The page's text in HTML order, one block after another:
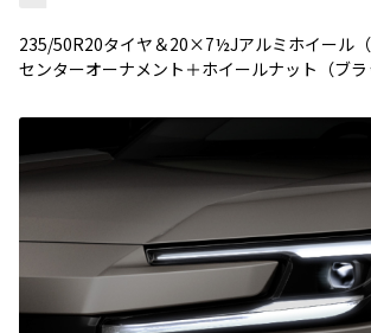
235/50R20タイヤ＆20×7½Jアルミホイール
センターオーナメント＋ホイールナット（ブラ